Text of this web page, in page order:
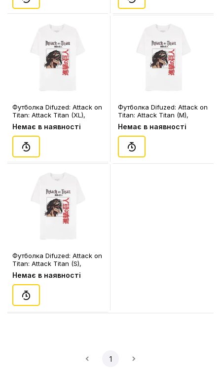
Футболка Difuzed: Attack on
Titan: Attack Titan (XL),
(388596)
Немає в наявності
Футболка Difuzed: Attack on
Titan: Attack Titan (M),
(388572)
Немає в наявності
Футболка Difuzed: Attack on
Titan: Attack Titan (S),
(388565)
Немає в наявності
1